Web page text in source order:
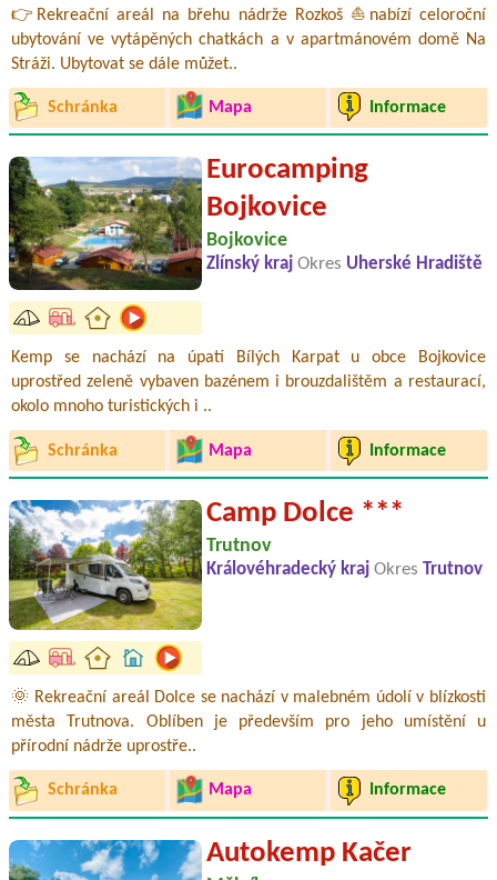
👉Rekreační areál na břehu nádrže Rozkoš ⛵nabízí celoroční
ubytování ve vytápěných chatkách a v apartmánovém domě Na
Stráži. Ubytovat se dále můžet..
Schránka Mapa Informace
Eurocamping
Bojkovice
Bojkovice
Zlínský kraj Okres Uherské Hradiště
Kemp se nachází na úpatí Bílých Karpat u obce Bojkovice
uprostřed zeleně vybaven bazénem i brouzdalištěm a restaurací,
okolo mnoho turistických i ..
Schránka Mapa Informace
Camp Dolce ***
Trutnov
Královéhradecký kraj Okres Trutnov
🌞 Rekreační areál Dolce se nachází v malebném údolí v blízkosti
města Trutnova. Oblíben je především pro jeho umístění u
přírodní nádrže uprostře..
Schránka Mapa Informace
Autokemp Kačer